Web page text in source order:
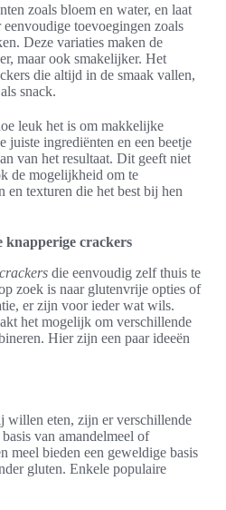
zoals bloem en water, en laat
toevoegingen zoals
Deze variaties maken de
maar ook smakelijker. Het
die altijd in de smaak vallen,
snack.
leuk het is om makkelijke
juiste ingrediënten en een beetje
van het resultaat. Dit geeft niet
de mogelijkheid om te
en texturen die het best bij hen
knapperige crackers
die eenvoudig zelf thuis te
zoek is naar glutenvrije opties of
er zijn voor ieder wat wils.
het mogelijk om verschillende
Hier zijn een paar ideeën
willen eten, zijn er verschillende
van amandelmeel of
meel bieden een geweldige basis
gluten. Enkele populaire